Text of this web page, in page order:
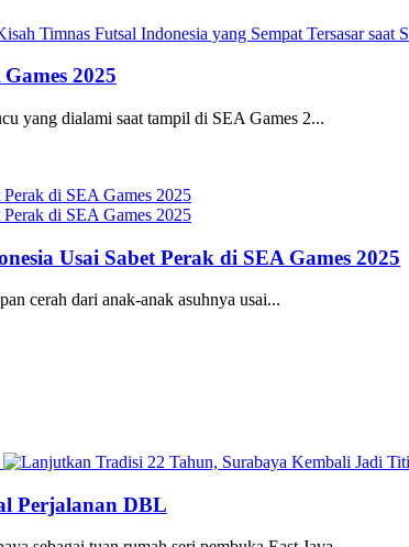
2025
yang dialami saat tampil di SEA Games 2...
Usai Sabet Perak di SEA Games 2025
cerah dari anak-anak asuhnya usai...
Perjalanan DBL